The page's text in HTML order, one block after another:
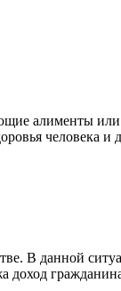
алименты
человека и
В данной
доход